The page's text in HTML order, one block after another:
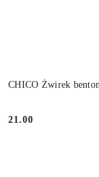
CHICO Żwirek
Cena:
21.00